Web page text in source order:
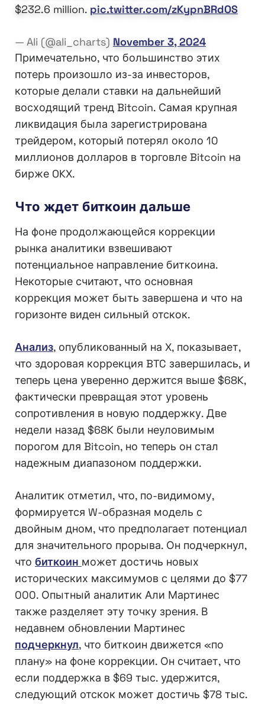
$232.6 million. pic.twitter.com/zKypnBRdOS
— Ali (@ali_charts) November 3, 2024
Примечательно, что большинство этих
потерь произошло из-за инвесторов,
которые делали ставки на дальнейший
восходящий тренд Bitcoin. Самая крупная
ликвидация была зарегистрирована
трейдером, который потерял около 10
миллионов долларов в торговле Bitcoin на
бирже OKX.
Что ждет биткоин дальше
На фоне продолжающейся коррекции
рынка аналитики взвешивают
потенциальное направление биткоина.
Некоторые считают, что основная
коррекция может быть завершена и что на
горизонте виден сильный отскок.
Анализ, опубликованный на X, показывает,
что здоровая коррекция BTC завершилась, и
теперь цена уверенно держится выше $68K,
фактически превращая этот уровень
сопротивления в новую поддержку. Две
недели назад $68K были неуловимым
порогом для Bitcoin, но теперь он стал
надежным диапазоном поддержки.
Аналитик отметил, что, по-видимому,
формируется W-образная модель с
двойным дном, что предполагает потенциал
для значительного прорыва. Он подчеркнул,
что биткоин может достичь новых
исторических максимумов с целями до $77
000. Опытный аналитик Али Мартинес
также разделяет эту точку зрения. В
недавнем обновлении Мартинес
подчеркнул, что биткоин движется «по
плану» на фоне коррекции. Он считает, что
если поддержка в $69 тыс. удержится,
следующий отскок может достичь $78 тыс.